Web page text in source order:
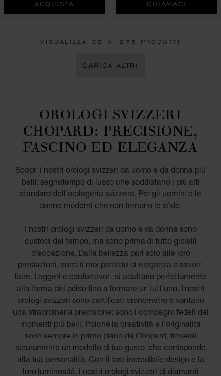
ACQUISTA CHIAMACI
VISUALIZZA 32 DI 275 PRODOTTI
CARICA ALTRI
OROLOGI SVIZZERI
CHOPARD: PRECISIONE,
FASCINO ED ELEGANZA
Scopri i nostri orologi svizzeri da uomo e da donna più
belli: segnatempo di lusso che soddisfano i più alti
standard dell’orologeria svizzera. Per gli uomini e le
donne moderni che non temono le sfide.
I nostri orologi svizzeri da uomo e da donna sono
custodi del tempo, ma sono prima di tutto gioielli
d’eccezione. Dalla bellezza pari solo alle loro
prestazioni, sono il mix perfetto di eleganza e savoir-
faire. Leggeri e confortevoli, si adattano perfettamente
alla forma del polso fino a formare un tutt’uno. I nostri
orologi svizzeri sono certificati cronometro e vantano
una straordinaria precisione: sono i compagni fedeli dei
momenti più belli. Poiché la creatività e l’originalità
sono sempre in primo piano da Chopard, troverai
sicuramente un modello di tuo gusto, che corrisponde
alla tua personalità. Con il loro incredibile design e la
loro luminosità, i nostri orologi svizzeri di diamanti